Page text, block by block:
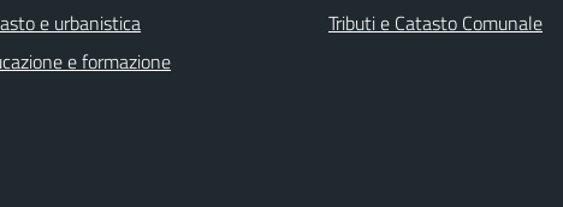
e urbanistica
e formazione
Tributi e Catasto Comunale